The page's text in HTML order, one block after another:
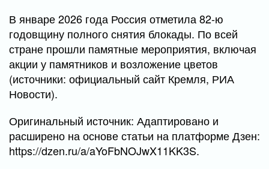
В январе 2026 года Россия отметила 82-ю
годовщину полного снятия блокады. По всей
стране прошли памятные мероприятия, включая
акции у памятников и возложение цветов
(источники: официальный сайт Кремля, РИА
Новости).
Оригинальный источник: Адаптировано и
расширено на основе статьи на платформе Дзен:
https://dzen.ru/a/aYoFbNOJwX11KK3S.